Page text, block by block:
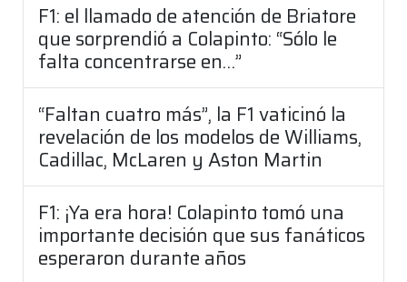
F1: el llamado de atención de Briatore
que sorprendió a Colapinto: “Sólo le
falta concentrarse en…”
“Faltan cuatro más”, la F1 vaticinó la
revelación de los modelos de Williams,
Cadillac, McLaren y Aston Martin
F1: ¡Ya era hora! Colapinto tomó una
importante decisión que sus fanáticos
esperaron durante años